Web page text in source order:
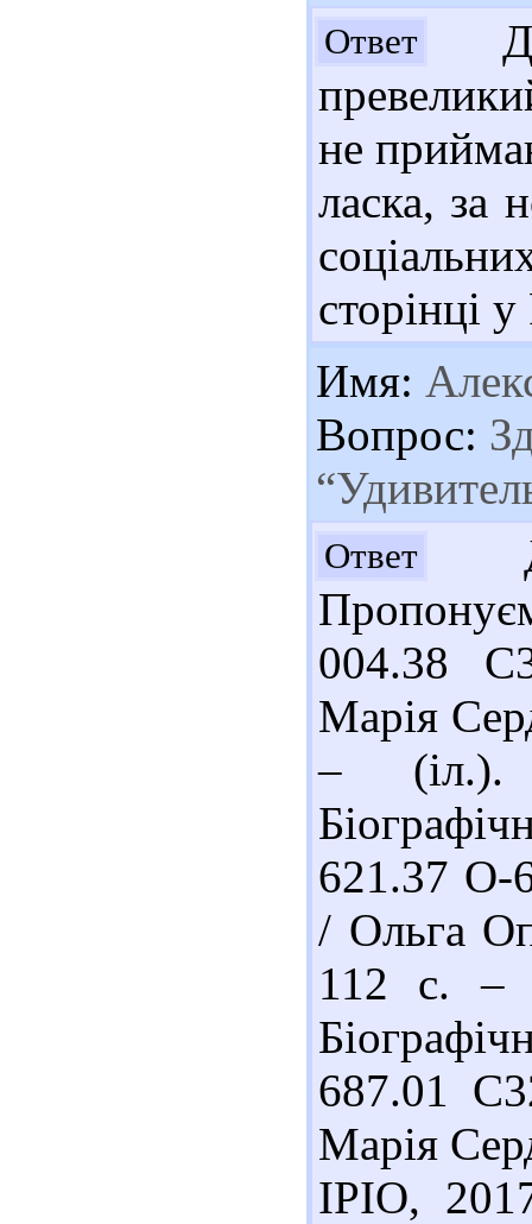
Ответ
не
ласка, за
сторінці
Имя:
Вопрос:
Ответ
004.38
Марія
– (іл.).
621.37 О-
/ Ольга
112 с. –
687.01
Марія
ІРІО,